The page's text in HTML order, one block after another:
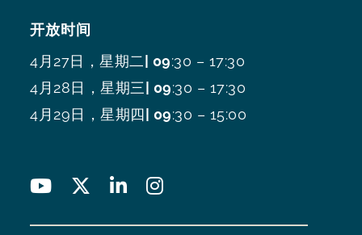
开放时间
4月27日，星期二| 09:30 – 17:30
4月28日，星期三| 09:30 – 17:30
4月29日，星期四| 09:30 – 15:00